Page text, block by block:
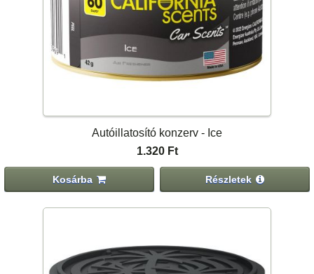
Autóillatosító konzerv - Ice
1.320 Ft
Kosárba Részletek